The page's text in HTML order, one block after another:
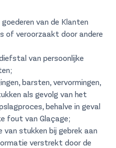
van de Klanten
of veroorzaakt door andere
van persoonlijke
barsten, vervormingen,
als gevolg van het
behalve in geval
fout van Glaçage;
stukken bij gebrek aan
verstrekt door de